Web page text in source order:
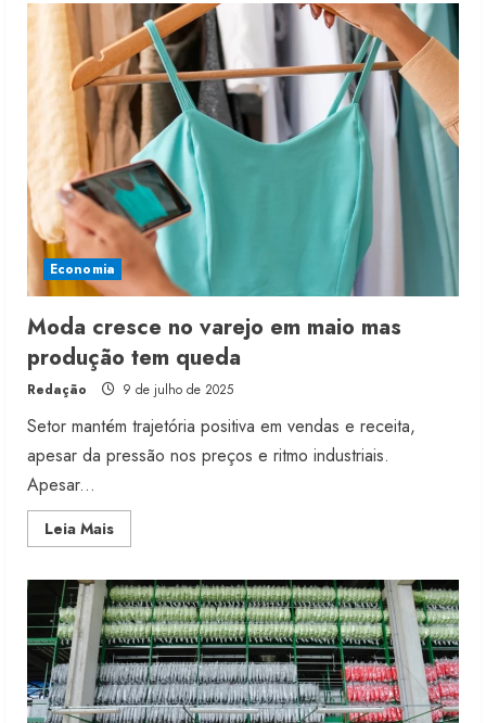
DE
MODA
2025
Economia
Moda cresce no varejo em maio mas
produção tem queda
Redação 9 de julho de 2025
Setor mantém trajetória positiva em vendas e receita,
apesar da pressão nos preços e ritmo industriais.
Apesar...
Leia MaisRead
more
cresce
no
varejo
em
maio
mas
produção
tem
queda